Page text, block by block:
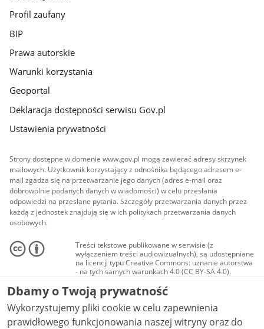
Profil zaufany
BIP
Prawa autorskie
Warunki korzystania
Geoportal
Deklaracja dostępności serwisu Gov.pl
Ustawienia prywatności
Strony dostępne w domenie www.gov.pl mogą zawierać adresy skrzynek
mailowych. Użytkownik korzystający z odnośnika będącego adresem e-
mail zgadza się na przetwarzanie jego danych (adres e-mail oraz
dobrowolnie podanych danych w wiadomości) w celu przesłania
odpowiedzi na przesłane pytania. Szczegóły przetwarzania danych przez
każdą z jednostek znajdują się w ich politykach przetwarzania danych
osobowych.
Treści tekstowe publikowane w serwisie (z
wyłączeniem treści audiowizualnych), są udostępniane
na licencji typu Creative Commons: uznanie autorstwa
- na tych samych warunkach 4.0 (CC BY-SA 4.0).
Materiały audiowizualne, w tym zdjęcia, materiały
audio i wideo, są udostępniane na licencji typu
Creative Commons: uznanie autorstwa użycie
niekomercyjne - bez utworów zależnych 4.0 (CC BY-
NC-ND 4.0), o ile nie jest to stwierdzone inaczej.
Dbamy o Twoją prywatność
Wykorzystujemy pliki cookie w celu zapewnienia
prawidłowego funkcjonowania naszej witryny oraz do